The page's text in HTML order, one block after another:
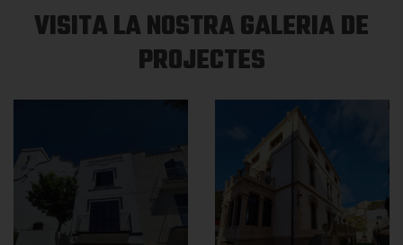
VISITA LA NOSTRA GALERIA DE
PROJECTES